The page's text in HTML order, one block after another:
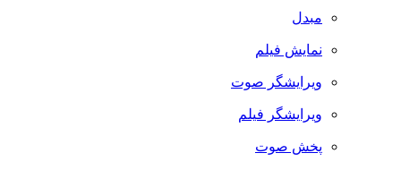
مبدل
نمایش فیلم
ویرایشگر صوت
ویرایشگر فیلم
پخش صوت